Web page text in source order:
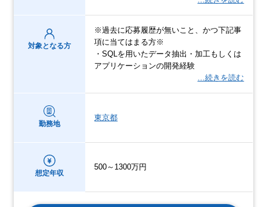
対象となる方
※過去に応募履歴が無いこと、かつ下記事
項に当てはまる方※
・SQLを用いたデータ抽出・加工もしくは
アプリケーションの開発経験
…続きを読む
勤務地
東京都
想定年収
500～1300万円